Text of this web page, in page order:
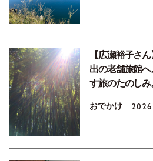
【広瀬裕子さ
出の老舗旅館
す旅のたのしみ
おでかけ